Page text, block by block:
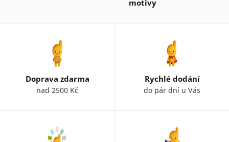
motivy
Doprava zdarma
nad 2500 Kč
Rychlé dodání
do pár dní u Vás